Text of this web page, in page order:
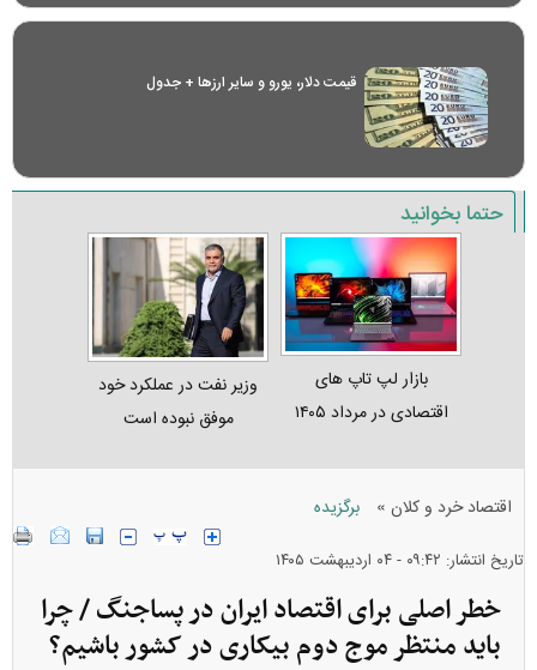
قیمت دلار، یورو و سایر ارز‌ها + جدول
حتما بخوانید
بازار لپ‌ تاپ‌ های
اقتصادی در مرداد ۱۴۰۵
وزیر نفت در عملکرد خود
موفق نبوده است
اقتصاد خرد و کلان » برگزیده
تاریخ انتشار: ۰۹:۴۲ - ۰۴ ارديبهشت ۱۴۰۵
خطر اصلی برای اقتصاد ایران در پساجنگ / چرا
باید منتظر موج دوم بیکاری در کشور باشیم؟